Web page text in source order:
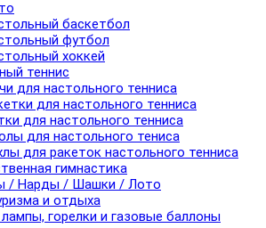
баскетбол
футбол
хоккей
теннис
для настольного тенниса
для настольного тенниса
для настольного тенниса
для настольного тениса
для ракеток настольного тенниса
гимнастика
/ Нарды / Шашки / Лото
и отдыха
горелки и газовые баллоны